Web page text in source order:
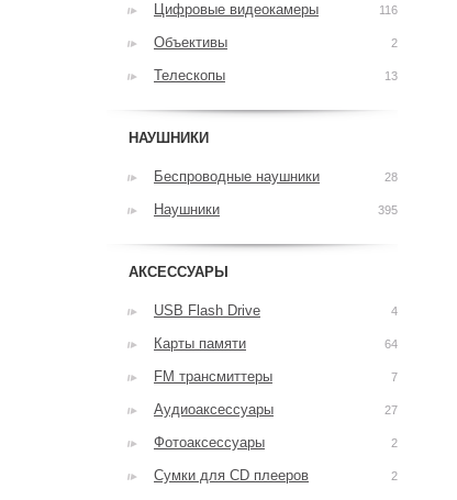
Цифровые видеокамеры 116
Объективы 2
Телескопы 13
НАУШНИКИ
Беспроводные наушники 28
Наушники 395
АКСЕССУАРЫ
USB Flash Drive 4
Карты памяти 64
FM трансмиттеры 7
Аудиоаксессуары 27
Фотоаксессуары 2
Сумки для CD плееров 2